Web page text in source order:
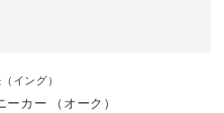
（イング）
ーカー （オーク）